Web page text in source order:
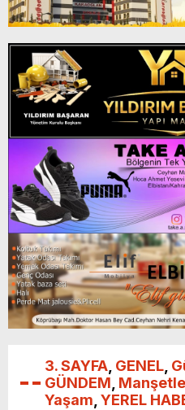
3. SAYFA GENEL
GÜNDEM
Yaşam YEREL